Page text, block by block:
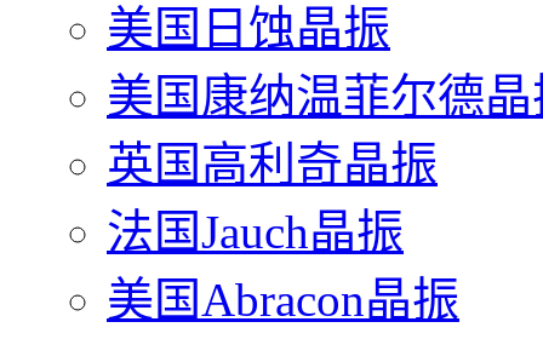
美国日蚀晶振
美国康纳温菲尔德晶
英国高利奇晶振
法国Jauch晶振
美国Abracon晶振